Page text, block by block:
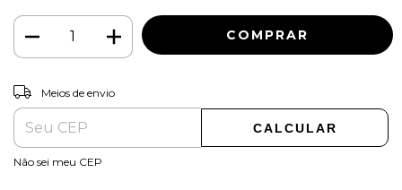
Entregas para o CEP:
Meios de envio
CALCULAR
Não sei meu CEP